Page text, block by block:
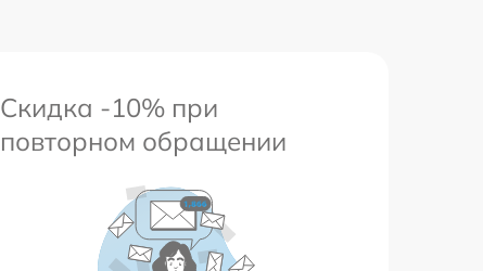
Скидка -10% при
повторном обращении